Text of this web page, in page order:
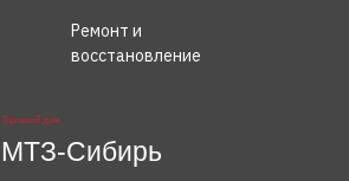
Торговый дом
МТЗ-Сибирь
Ремонт и
восстановление